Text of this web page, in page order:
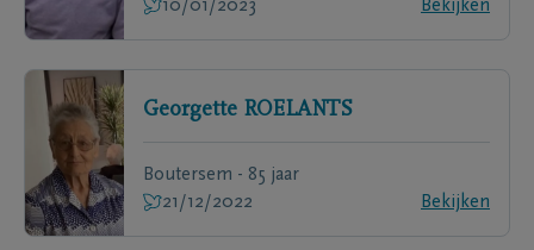
10/01/2023
Bekijken
Georgette ROELANTS
Boutersem - 85 jaar
21/12/2022
Bekijken